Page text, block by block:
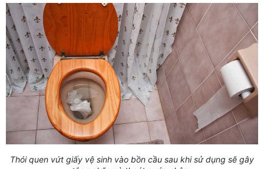
Thói quen vứt giấy vệ sinh vào bồn cầu sau khi sử dụng sẽ gây